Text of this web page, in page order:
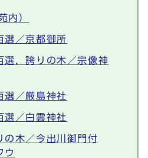
内）
選／京都御所
選，誇りの木／宗像神
選／厳島神社
選／白雲神社
の木／今出川御門付
ウ